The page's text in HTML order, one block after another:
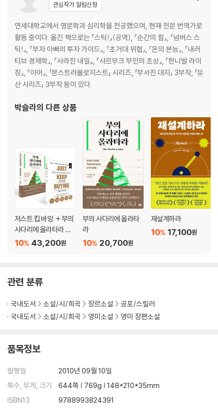
관심작가 알림신청
연세대학교에서 영문학과 심리학을 전공했으며, 현재 전문 번역가로
활동 중이다. 옮긴 책으로는 『스틱!』(공역), 『순간의 힘』, 『넘버스 스
틱!』, 『부자 아빠의 투자 가이드』, 『초거대 위협』, 『돈의 본능』, 『내러
티브 경제학』, 『사라진 내일』, 『샤르부크 부인의 초상』, 『한니발 라이
징』, 『아머』, 「몬스트러몰로지스트」 시리즈, 「부서진 대지」 3부작, 「유
산 시리즈」 3부작 등이 있다.
박슬라의 다른 상품
저스트.킵.바잉. + 부의
사다리에 올라타라 세
트
43,200원
10%
부의 사다리에 올라타
라
20,700원
10%
재설계하라
17,100원
10%
관련 분류
국내도서 소설/시/희곡 장르소설
공포/스릴러
국내도서
소설/시/희곡 영미소설 영미 장편소설
품목정보
발행일
2010년 09월 10일
쪽수, 무게, 크기
644쪽 | 769g | 148*210*35mm
ISBN13
9788993824391